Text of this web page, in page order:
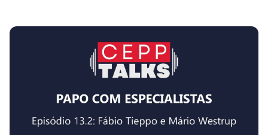
desafios enfrentados e os aprendizados acumulados
ao longo do caminho.